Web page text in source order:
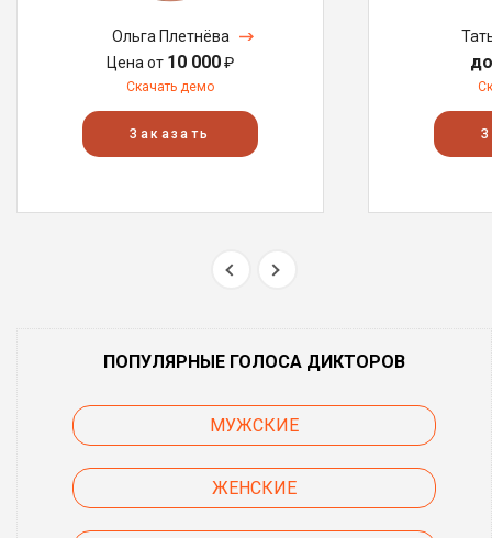
Ольга Плетнёва
Цена от 10 000₽
Скачать демо
Заказать
ПОПУЛЯРНЫЕ ГОЛОСА ДИКТОРОВ
МУЖСКИЕ
ЖЕНСКИЕ